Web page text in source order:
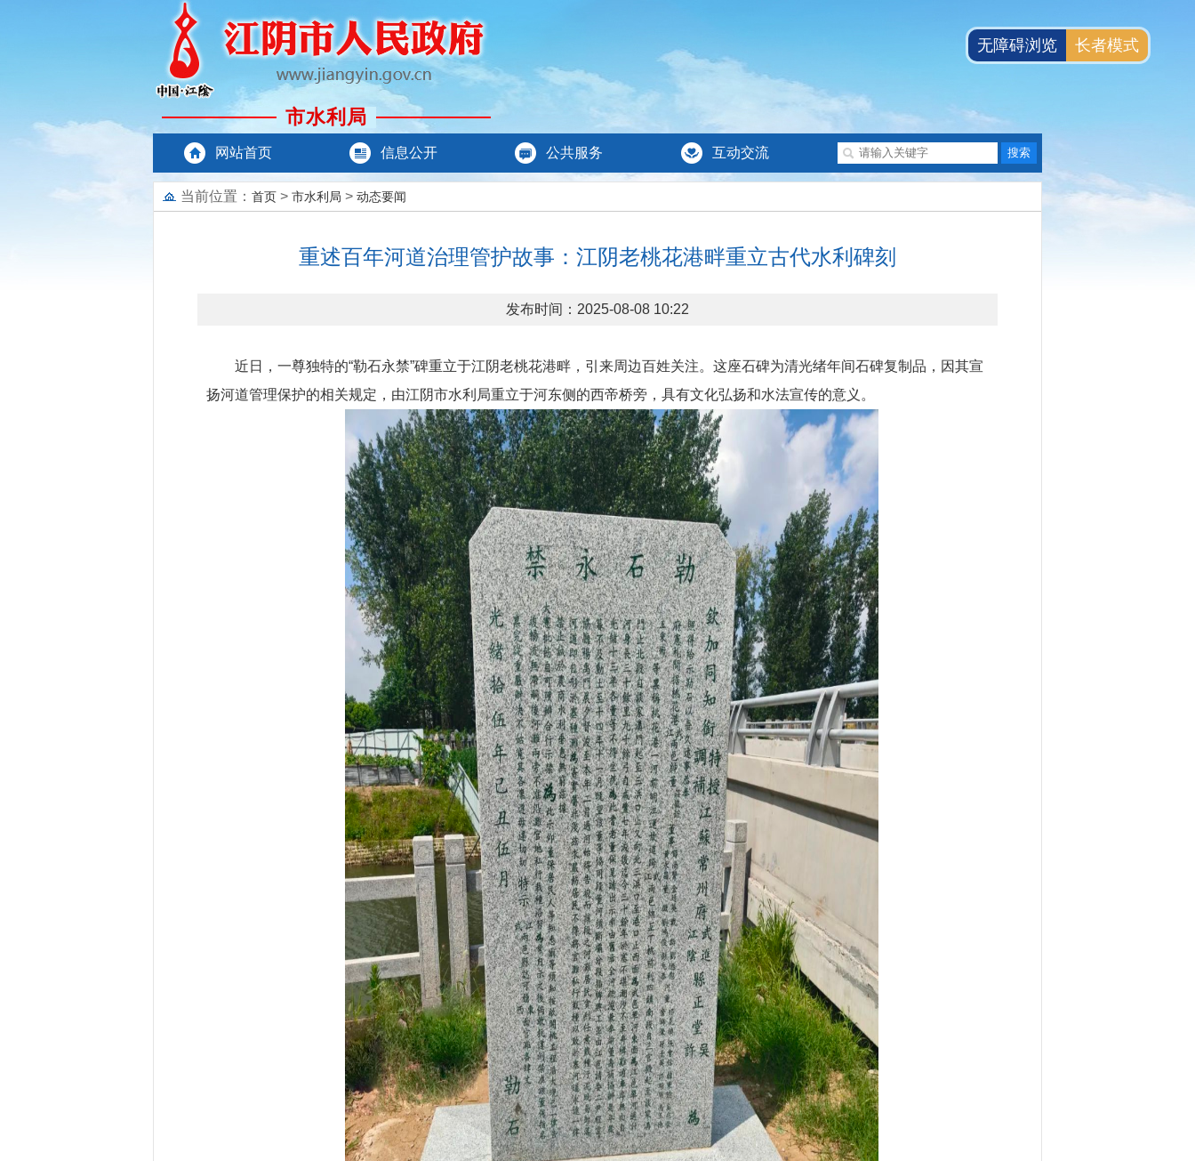
市水利局
网站首页 信息公开 公共服务 互动交流
当前位置： 首页 > 市水利局 > 动态要闻
重述百年河道治理管护故事：江阴老桃花港畔重立古代水利碑刻
发布时间：2025-08-08 10:22
近日，一尊独特的“勒石永禁”碑重立于江阴老桃花港畔，引来周边百姓关注。这座石碑为清光绪年间石碑复制品，因其宣
扬河道管理保护的相关规定，由江阴市水利局重立于河东侧的西帝桥旁，具有文化弘扬和水法宣传的意义。
无障碍浏览 长者模式